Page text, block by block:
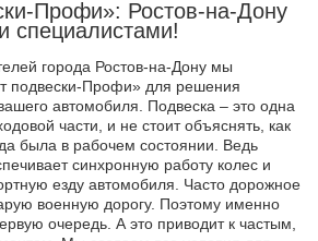
Профи»: Ростов-на-Дону
специалистами!
города Ростов-на-Дону мы
подвески-Профи» для решения
автомобиля. Подвеска – это одна
части, и не стоит объяснять, как
была в рабочем состоянии. Ведь
синхронную работу колес и
езду автомобиля. Часто дорожное
военную дорогу. Поэтому именно
очередь. А это приводит к частым,